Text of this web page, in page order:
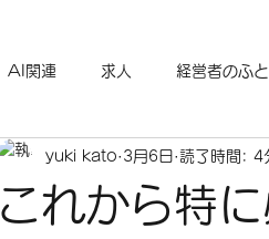
AI関連 求人 経営者のふ
これから特
yuki kato 3月6日 読了時間: 4